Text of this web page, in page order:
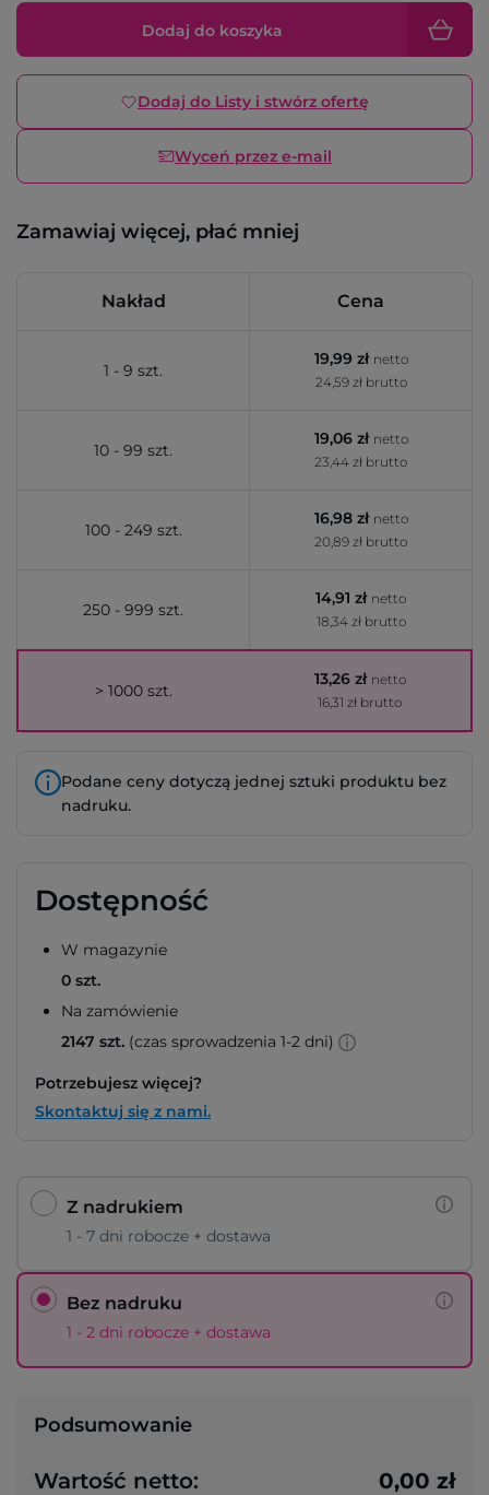
Dodaj do koszyka
Dodaj do Listy i stwórz ofertę
Wyceń przez e-mail
Zamawiaj więcej, płać mniej
Nakład Cena
1 - 9 szt.
19,99 zł netto
24,59 zł brutto
10 - 99 szt.
19,06 zł netto
23,44 zł brutto
100 - 249 szt.
16,98 zł netto
20,89 zł brutto
250 - 999 szt.
14,91 zł netto
18,34 zł brutto
> 1000 szt.
13,26 zł netto
16,31 zł brutto
Podane ceny dotyczą jednej sztuki produktu bez
nadruku.
Dostępność
W magazynie
0 szt.
Na zamówienie
2147 szt. (czas sprowadzenia 1-2 dni)
Potrzebujesz więcej?
Skontaktuj się z nami.
Z nadrukiem
1 - 7 dni robocze + dostawa
Bez nadruku
1 - 2 dni robocze + dostawa
Podsumowanie
Wartość netto: 0,00 zł